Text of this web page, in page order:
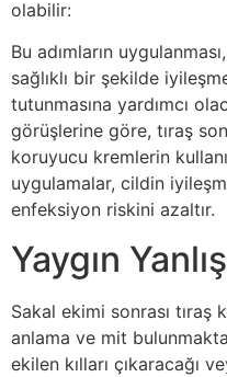
olabilir:
Bu adımların
sağlıklı bir şekilde
tutunmasına yardımcı
görüşlerine göre, tıraş
koruyucu kremlerin
uygulamalar, cildin
enfeksiyon riskini azaltır.
Yaygın
Sakal ekimi sonrası tıraş
anlama ve mit
ekilen kılları çıkaracağı